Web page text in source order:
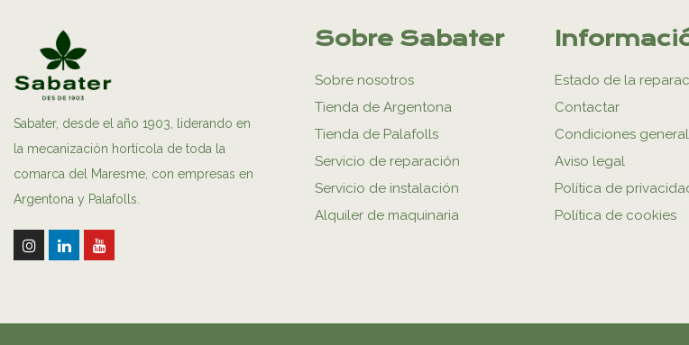
Sabater, desde el año 1903, liderando en
la mecanización hortícola de toda la
comarca del Maresme, con empresas en
Argentona y Palafolls.
Sobre Sabater
Sobre nosotros
Tienda de Argentona
Tienda de Palafolls
Servicio de reparación
Servicio de instalación
Alquiler de maquinaria
Estado de la
Contactar
Condiciones
Aviso legal
Política de
Política de cookies